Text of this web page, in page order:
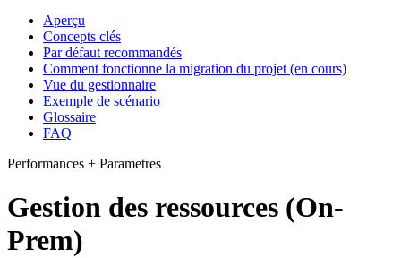
Aperçu
Concepts clés
Par défaut recommandés
Comment fonctionne la migration du projet (en cours)
Vue du gestionnaire
Exemple de scénario
Glossaire
FAQ
Performances + Parametres
Gestion des ressources (On-
Prem)